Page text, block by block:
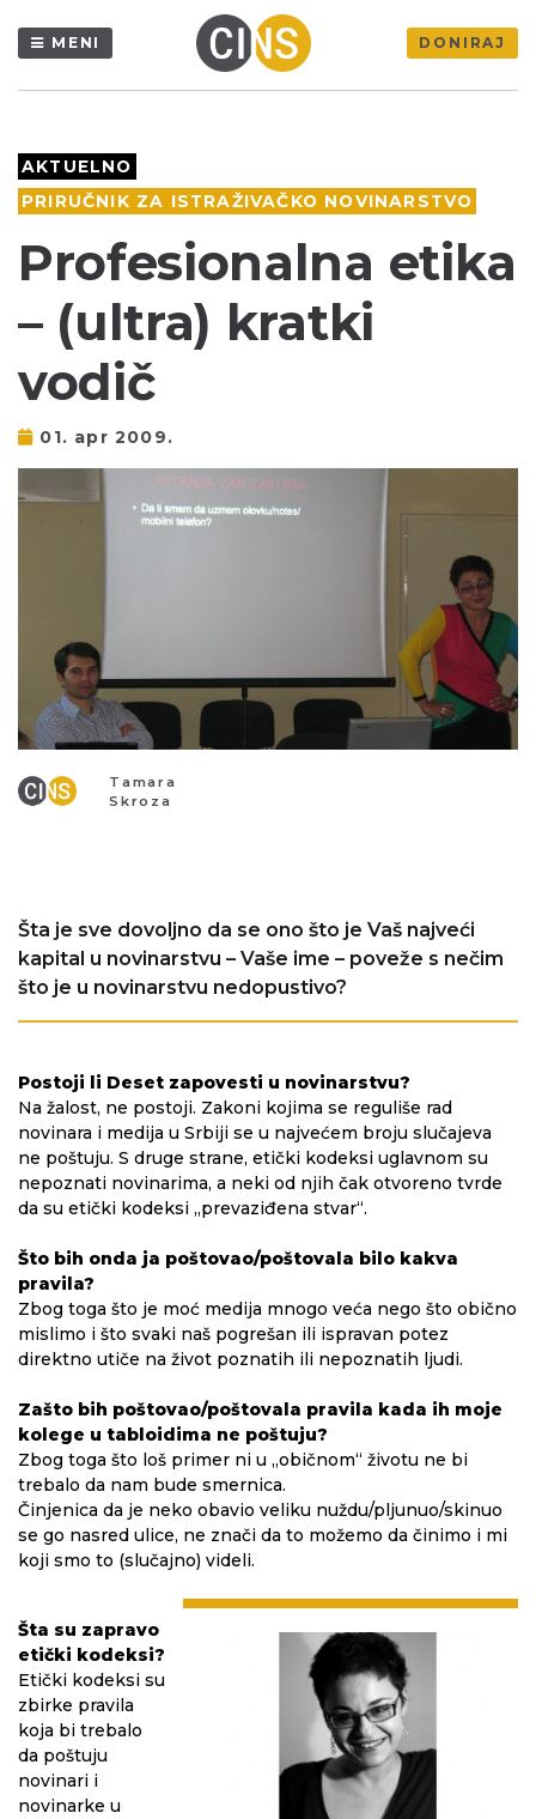
MENI DONIRAJ
AKTUELNO
PRIRUČNIK ZA ISTRAŽIVAČKO NOVINARSTVO
Profesionalna etika
– (ultra) kratki
vodič
01. apr 2009.
Tamara
Skroza
Šta je sve dovoljno da se ono što je Vaš najveći
kapital u novinarstvu – Vaše ime – poveže s nečim
što je u novinarstvu nedopustivo?
Postoji li Deset zapovesti u novinarstvu?
Na žalost, ne postoji. Zakoni kojima se reguliše rad
novinara i medija u Srbiji se u najvećem broju slučajeva
ne poštuju. S druge strane, etički kodeksi uglavnom su
nepoznati novinarima, a neki od njih čak otvoreno tvrde
da su etički kodeksi „prevaziđena stvar“.
Što bih onda ja poštovao/poštovala bilo kakva
pravila?
Zbog toga što je moć medija mnogo veća nego što obično
mislimo i što svaki naš pogrešan ili ispravan potez
direktno utiče na život poznatih ili nepoznatih ljudi.
Zašto bih poštovao/poštovala pravila kada ih moje
kolege u tabloidima ne poštuju?
Zbog toga što loš primer ni u „običnom“ životu ne bi
trebalo da nam bude smernica.
Činjenica da je neko obavio veliku nuždu/pljunuo/skinuo
se go nasred ulice, ne znači da to možemo da činimo i mi
koji smo to (slučajno) videli.
Šta su zapravo
etički kodeksi?
Etički kodeksi su
zbirke pravila
koja bi trebalo
da poštuju
novinari i
novinarke u